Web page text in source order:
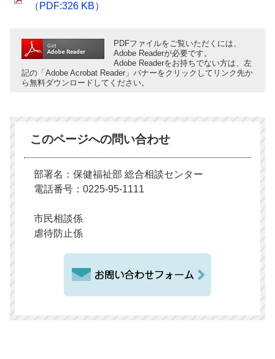
（PDF:326 KB）
PDFファイルをご覧いただくには、
Adobe Readerが必要です。
Adobe Readerをお持ちでない方は、左
記の「Adobe Acrobat Reader」バナーをクリックしてリンク先か
ら無料ダウンロードしてください。
このページへの問い合わせ
部署名：保健福祉部 総合相談センター
電話番号：0225-95-1111
市民相談係
虐待防止係